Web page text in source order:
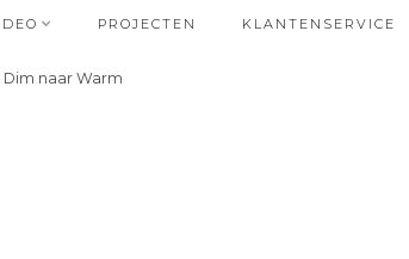
PROJECTEN KLANTENSERVICE
Dim naar Warm